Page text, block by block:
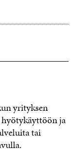
yrityksen
hyötykäyttöön ja
tai